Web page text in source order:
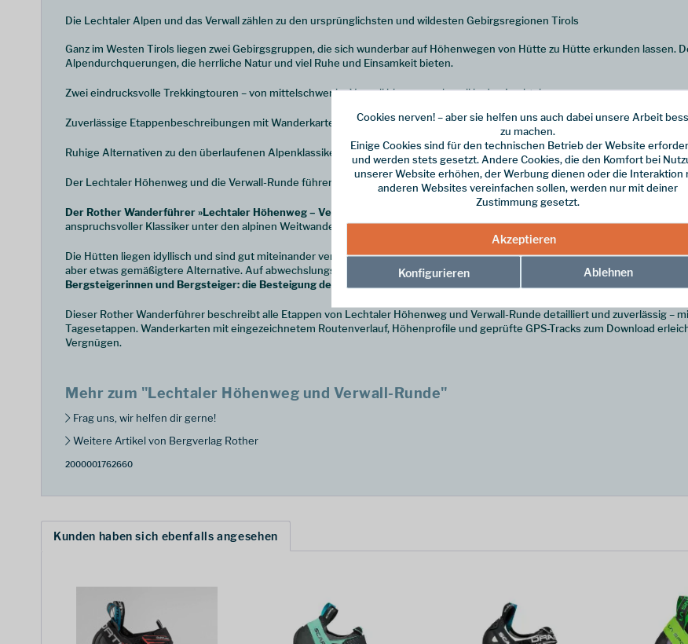
Die Lechtaler Alpen und das Verwall zählen zu den ursprünglichsten und wildesten Gebirgsregionen Tirols
Ganz im Westen Tirols liegen zwei Gebirgsgruppen, die sich wunderbar auf Höhenwegen von Hütte zu Hütte erkunden lassen.
Alpendurchquerungen, die herrliche Natur und viel Ruhe und Einsamkeit bieten.
Zwei eindrucksvolle Trekkingtouren – von mittelschwer im Verwall bis anspruchsvoll in den Lechtalern
Zuverlässige Etappenbeschreibungen mit Wanderkarten, Höhenprofilen und geprüften GPS-Tracks
Ruhige Alternativen zu den überlaufenen Alpenklassikern
Der Lechtaler Höhenweg und die Verwall-Runde führen auf traumhaften Höhenwegen von Hütte zu Hütte durch diese
Der Rother Wanderführer »Lechtaler Höhenweg – Verwall-Runde« stellt diese beiden Traumpfade durch die westlichen
anspruchsvoller Klassiker unter den alpinen Weitwanderungen. Von Scharte zu Scharte wechseln die Perspektiven,
Die Hütten liegen idyllisch und sind gut miteinander verbunden – trotzdem geht es hier angenehm ruhig zu. Die Verwall-Runde
aber etwas gemäßigtere Alternative. Auf abwechslungsreichen Wegen und über einige fordernde Übergänge führt sie durch
Bergsteigerinnen und Bergsteiger: die Besteigung des Hohen Riffler zum Abschluss der Tour.
Dieser Rother Wanderführer beschreibt alle Etappen von Lechtaler Höhenweg und Verwall-Runde detailliert und zuverlässig –
Tagesetappen. Wanderkarten mit eingezeichnetem Routenverlauf, Höhenprofile und geprüfte GPS-Tracks zum Download
Vergnügen.
Mehr zum "Lechtaler Höhenweg und Verwall-Runde"
Frag uns, wir helfen dir gerne!
Weitere Artikel von Bergverlag Rother
2000001762660
Kunden haben sich ebenfalls angesehen
Cookies nerven! – aber sie helfen uns auch dabei unsere Arbeit
zu machen.
Einige Cookies sind für den technischen Betrieb der Website
und werden stets gesetzt. Andere Cookies, die den Komfort bei
unserer Website erhöhen, der Werbung dienen oder die Interaktion
anderen Websites vereinfachen sollen, werden nur mit deiner
Zustimmung gesetzt.
Akzeptieren
Konfigurieren Ablehnen